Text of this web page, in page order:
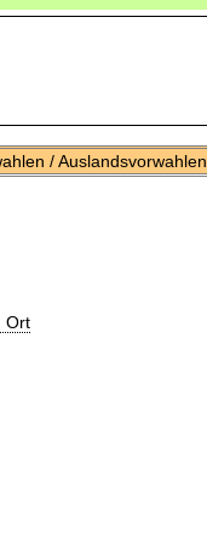
/ Auslandsvorwahlen
Ort